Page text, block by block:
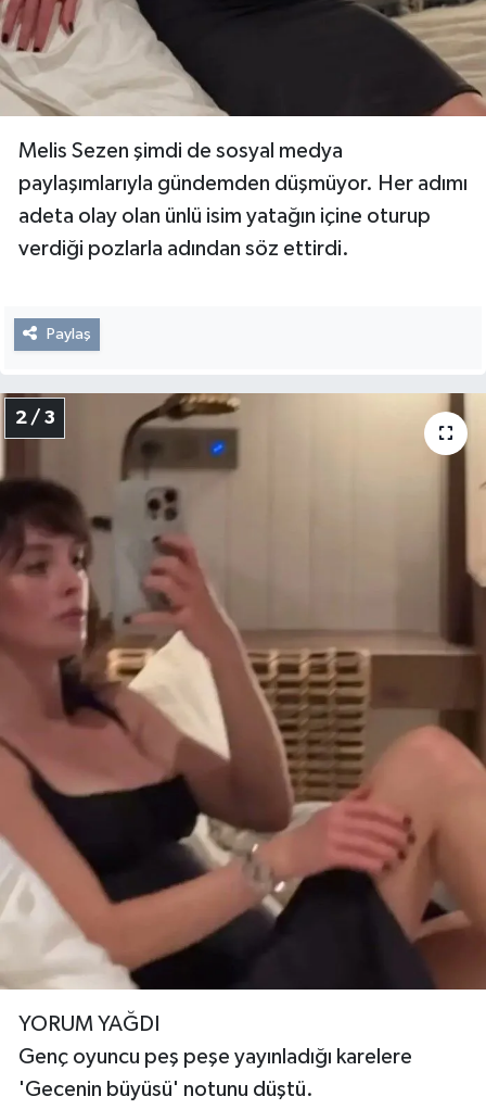
Melis Sezen şimdi de sosyal medya
paylaşımlarıyla gündemden düşmüyor. Her adımı
adeta olay olan ünlü isim yatağın içine oturup
verdiği pozlarla adından söz ettirdi.
Paylaş
2 / 3
YORUM YAĞDI
Genç oyuncu peş peşe yayınladığı karelere
'Gecenin büyüsü' notunu düştü.